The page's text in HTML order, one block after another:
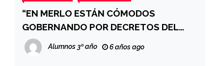
“EN MERLO ESTÁN CÓMODOS
GOBERNANDO POR DECRETOS DEL
INTENDENTE”
Alumnos 3º año 6 años ago